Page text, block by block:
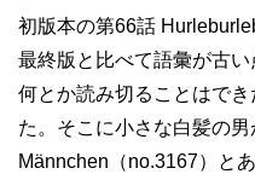
初版本の第66話
最終版と比べて語彙が古い
何とか読み切ることはで
た。そこに小さな白髪の
Männchen（no.3167）と